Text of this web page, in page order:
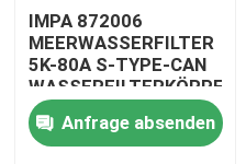
Qualitätskontrolle
Kontakt
IMPA 872006
MEERWASSERFILTER
5K-80A S-TYPE-CAN
WASSERFILTERKÖRPER-
GUSSEISEN-FILTER-
EDELSTAHL
Anfrage absenden